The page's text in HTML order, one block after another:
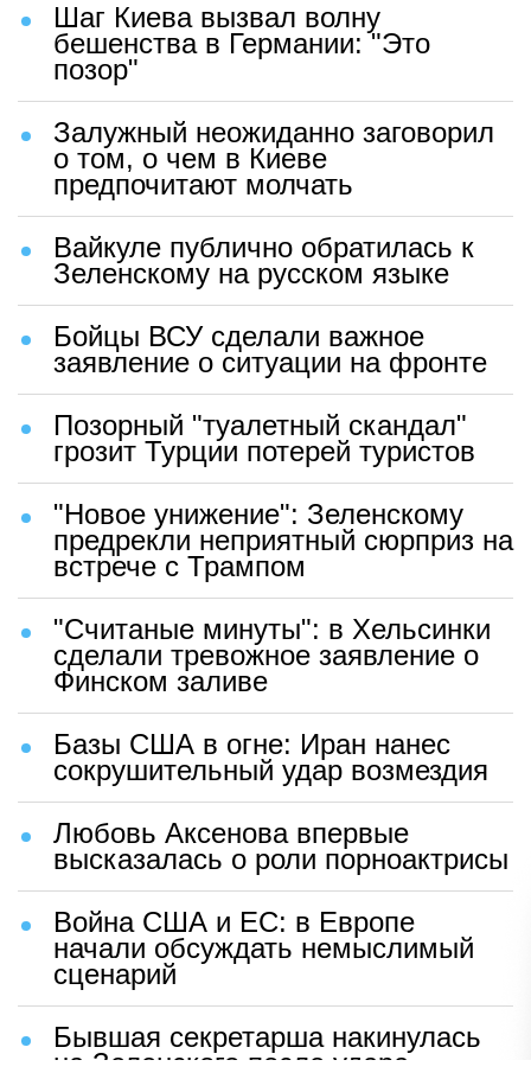
Шаг Киева вызвал волну
бешенства в Германии: "Это
позор"
Залужный неожиданно заговорил
о том, о чем в Киеве
предпочитают молчать
Вайкуле публично обратилась к
Зеленскому на русском языке
Бойцы ВСУ сделали важное
заявление о ситуации на фронте
Позорный "туалетный скандал"
грозит Турции потерей туристов
"Новое унижение": Зеленскому
предрекли неприятный сюрприз на
встрече с Трампом
"Считаные минуты": в Хельсинки
сделали тревожное заявление о
Финском заливе
Базы США в огне: Иран нанес
сокрушительный удар возмездия
Любовь Аксенова впервые
высказалась о роли порноактрисы
Война США и ЕС: в Европе
начали обсуждать немыслимый
сценарий
Бывшая секретарша накинулась
на Зеленского после удара